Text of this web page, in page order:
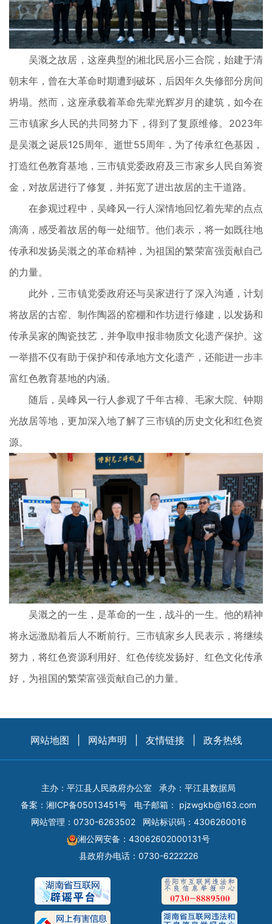
吴溉之故居，这座典型的湘北民居小三合院，始建于清
朝末年，曾在大革命时期遭到破坏，后因年久失修部分房间
坍塌。然而，这座承载着革命先辈光辉岁月的建筑，如今在
三市镇家乡人民的共同努力下，得到了复原维修。2023年
是吴溉之诞辰125周年、逝世55周年，为了传承红色基因，
打造红色教育基地，三市镇党委政府及三市家乡人民自筹资
金，对故居进行了修复，并拓宽了进出故居的主干道路。
在参观过程中，吴峰风一行人深情地回忆着先辈的点点
滴滴，感受着故居的每一处细节。他们表示，将一如既往地
传承和发扬吴溉之的革命精神，为祖国的繁荣富强贡献自己
的力量。
此外，三市镇党委政府还与吴家进行了深入沟通，计划
将故居的古窑、制作陶器的窑棚和作坊进行修建，以发扬和
传承吴家的陶瓷技艺，并争取申报非物质文化遗产保护。这
一举措不仅有助于保护和传承地方文化遗产，还能进一步丰
富红色教育基地的内涵。
随后，吴峰风一行人参观了千年古樟、毛家大院、钟期
光故居等地，更加深入地了解了三市镇的历史文化和红色资
源。
吴溉之的一生，是革命的一生，战斗的一生。他的精神
将永远激励着后人不断前行。三市镇家乡人民表示，将继续
努力，将红色资源利用好、红色传统发扬好、红色文化传承
好，为祖国的繁荣富强贡献自己的力量。
网站地图 网站声明 友情链接 政务热线
主办：平江县人民政府办公室
承办：平江县数据局
备案： 湘ICP备05013451号 电子邮箱： pjzwgkb@163.com
网站管理：0730-6263502
网站标识码：4306260016
湘公网安备：43062602000131号
县政府办电话：0730-6222226